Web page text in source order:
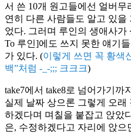
서 쓴 10개 원고들에선 얼버
연히 다른 사람들도 알고 있을
었다. 그러며 루인의 생애사가
To 루인]에도 쓰지 못한 얘기
가 있다. (이렇게 쓰면 꼭 황색
백”처럼 -_-;;; 크크크)
take7에서 take8로 넘어가기
실제 날짜 상으론 그렇게 오래
하겠다며 며칠을 붙잡고 앉았
은, 수정하겠다고 자리에 앉으